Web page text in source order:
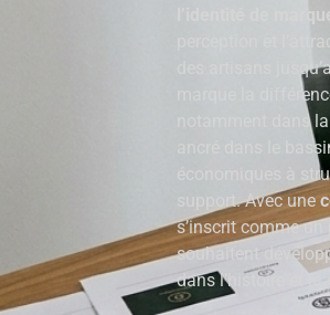
l’identité de
perception et
des artisans
marque la
notamment dans
ancré dans le
économiques à
support. Avec une
s’inscrit comme
souhaitent
dans l’histoire et